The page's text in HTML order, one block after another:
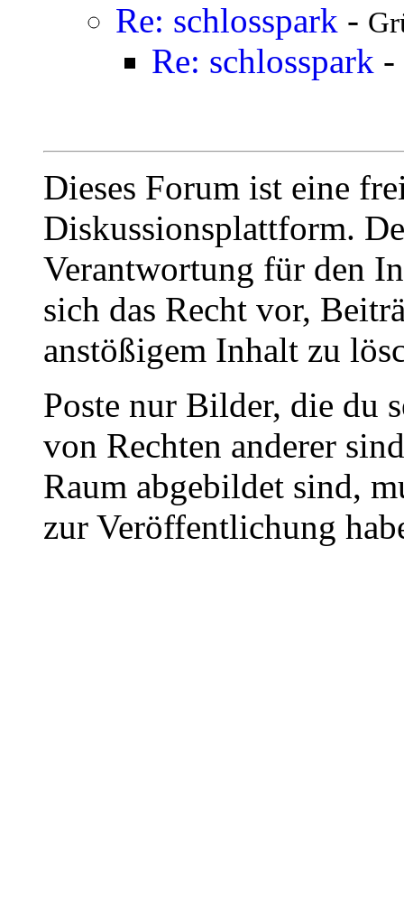
Re: schlosspark -
Re: schlosspark -
Dieses Forum ist eine
Diskussionsplattform.
Verantwortung für den
sich das Recht vor,
anstößigem Inhalt zu
Poste nur Bilder, die du
von Rechten anderer
Raum abgebildet sind,
zur Veröffentlichung